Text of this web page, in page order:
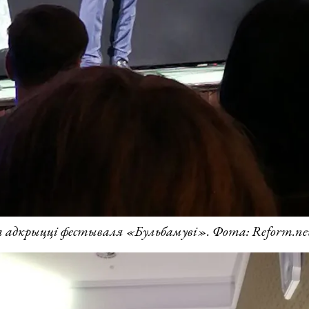
фестываля «Бульбамуві». Фота: